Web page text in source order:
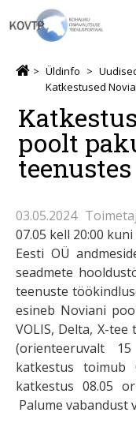
Üldinfo
poolt
teenustes
03.05.2024
07.05 kell 20:00
Eesti OÜ
seadmete
teenuste
esineb Noviani
VOLIS, Delta, X-
(orienteeruvalt
katkestus
katkestus 08.05
Palume vabandust